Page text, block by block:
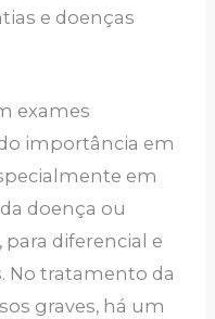
e doenças
exames
importância em
em
doença ou
para diferencial e
No tratamento da
graves, há um